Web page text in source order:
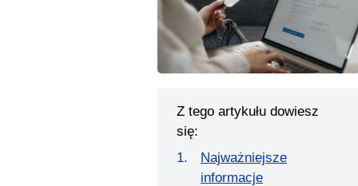
Z tego artykułu dowiesz
się:
Najważniejsze
informacje